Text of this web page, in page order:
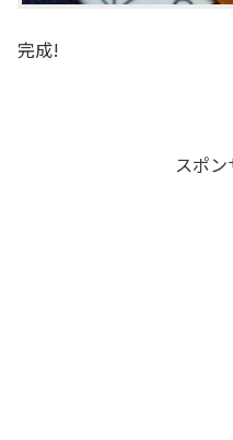
完成!
スポン